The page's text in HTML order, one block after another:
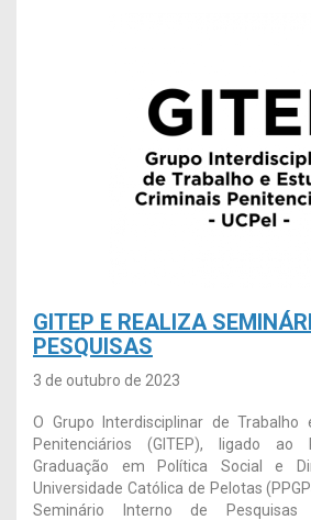
GITEP E REALIZA
PESQUISAS
3 de outubro de 2023
O Grupo Interdisciplinar de Trabalho
Penitenciários (GITEP), ligado
Graduação em Política Social e
Universidade Católica de Pelotas
Seminário Interno de Pesquisas